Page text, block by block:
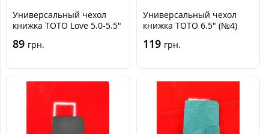
Универсальный чехол
книжка TOTO Love 5.0-5.5"
89 грн.
Универсальный чехол
книжка TOTO 6.5" (№4)
119 грн.